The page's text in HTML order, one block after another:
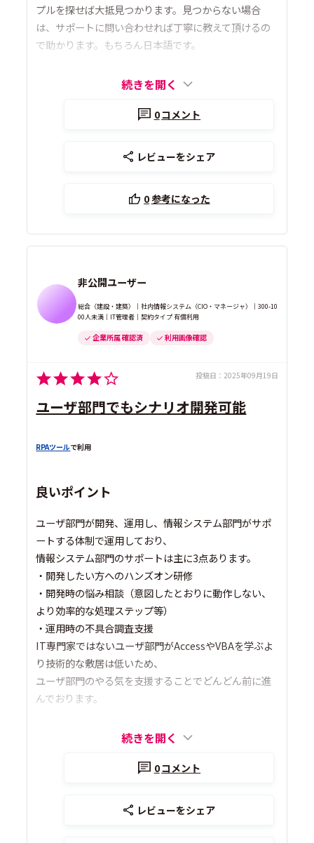
プルを探せば大抵見つかります。見つからない場合
は、サポートに問い合わせれば丁寧に教えて頂けるの
で助かります。もちろん日本語です。
続きを開く
0コメント
レビューをシェア
0参考になった
非公開ユーザー
総合（建設・建築）｜社内情報システム（CIO・マネージャ）｜300-10
00人未満｜IT管理者｜契約タイプ 有償利用
企業所属 確認済 利用画像確認
投稿日： 2025年09月19日
ユーザ部門でもシナリオ開発可能
RPAツールで利用
良いポイント
ユーザ部門が開発、運用し、情報システム部門がサポ
ートする体制で運用しており、
情報システム部門のサポートは主に3点あります。
・開発したい方へのハンズオン研修
・開発時の悩み相談（意図したとおりに動作しない、
より効率的な処理ステップ等）
・運用時の不具合調査支援
IT専門家ではないユーザ部門がAccessやVBAを学ぶよ
り技術的な敷居は低いため、
ユーザ部門のやる気を支援することでどんどん前に進
んでおります。
続きを開く
0コメント
レビューをシェア